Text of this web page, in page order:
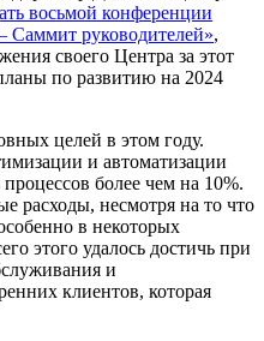
восьмой конференции
руководителей»,
своего Центра за этот
по развитию на 2024
целей в этом году.
и автоматизации
более чем на 10%.
расходы, несмотря на то что
в некоторых
этого удалось достичь при
и
клиентов, которая